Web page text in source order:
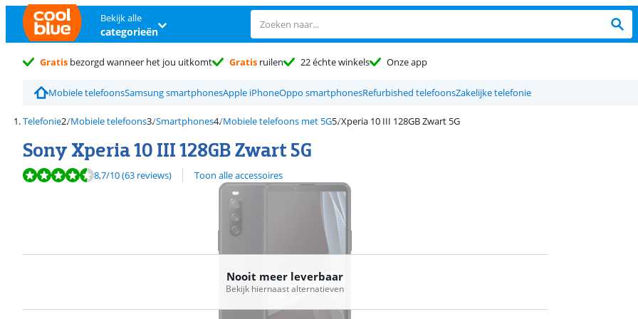
Bekijk alle
categorieën
Gratis bezorgd wanneer het jou uitkomt Gratis ruilen 22 échte winkels Onze app
Mobiele telefoonsSamsung smartphonesApple iPhoneOppo smartphonesRefurbished telefoonsZakelijke telefonie
Telefonie Mobiele telefoons Smartphones Mobiele telefoons met 5G Xperia 10 III 128GB Zwart 5G
Sony Xperia 10 III 128GB Zwart 5G
Beoordeling is 8,7 van de 10, gebaseerd op 63 reviews.
8,7/10(63 reviews) Toon alle accessoires
Nooit meer leverbaar
Bekijk hiernaast alternatieven